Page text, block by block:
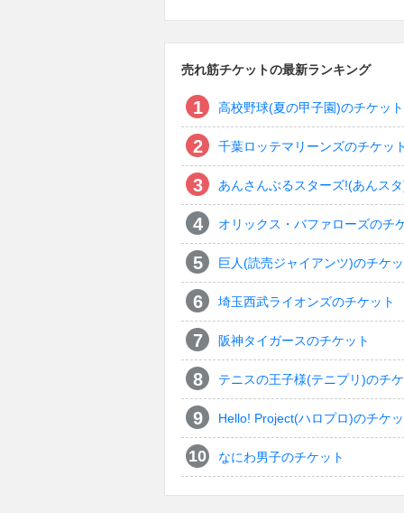
売れ筋チケットの最新ランキング
高校野球(夏の甲子園)のチケット
千葉ロッテマリーンズのチケット
あんさんぶるスターズ!(あんス
オリックス・バファローズのチ
巨人(読売ジャイアンツ)のチケッ
埼玉西武ライオンズのチケット
阪神タイガースのチケット
テニスの王子様(テニプリ)のチ
Hello! Project(ハロプロ)のチケッ
なにわ男子のチケット